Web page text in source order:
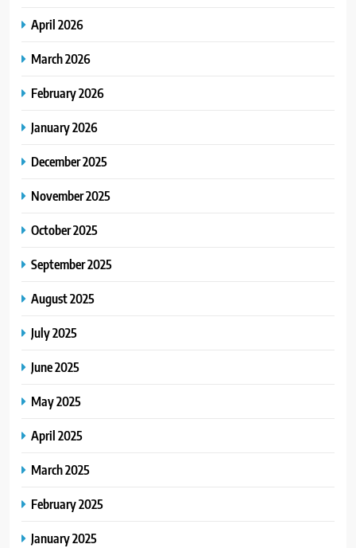
April 2026
March 2026
February 2026
January 2026
December 2025
November 2025
October 2025
September 2025
August 2025
July 2025
June 2025
May 2025
April 2025
March 2025
February 2025
January 2025